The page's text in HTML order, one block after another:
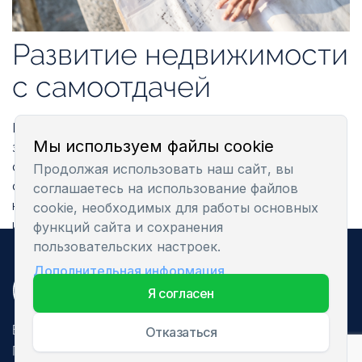
Мы используем файлы cookie
Продолжая использовать наш сайт, вы
соглашаетесь на использование файлов
cookie, необходимых для работы основных
функций сайта и сохранения
пользовательских настроек.
Дополнительная информация
я согласен
отказаться
Развитие недвижимости
с самоотдачей
значение для Estmak Capital. Наши разработки
основаны на последних знаниях в области дизайна и
строительства, а бизнес- и жилые комплексы,
которые мы создаем, формируют полностью
интегрированные среды, в которых каждая деталь
тщательно прорабатывается. Мы хотим предложить
лучшую разработку недвижимости в странах Балтии
и создать устойчивую ценность для будущих
поколений.
Все права защищены. 2025
Политика конфиденциальности